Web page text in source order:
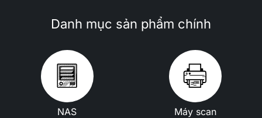
Danh mục sản phẩm chính
NAS Máy scan